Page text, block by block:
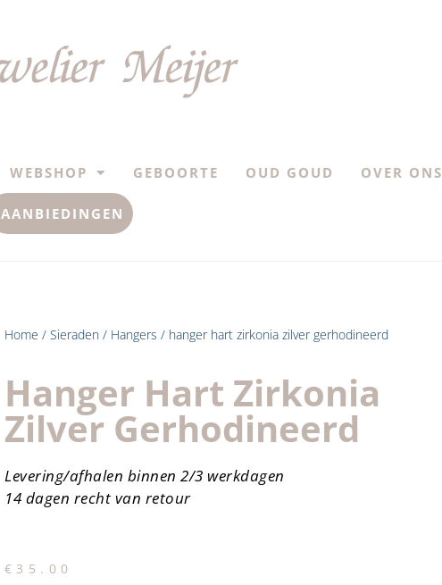
WEBSHOP GEBOORTE OUD GOUD OVER ONS
AANBIEDINGEN
Home / Sieraden / Hangers / hanger hart zirkonia zilver gerhodineerd
Hanger Hart Zirkonia
Zilver Gerhodineerd
Levering/afhalen binnen 2/3 werkdagen
14 dagen recht van retour
€ 35.00